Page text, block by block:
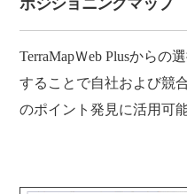
TerraMapＷeb Plusからの
することで自社および競
のポイント発見に活用可